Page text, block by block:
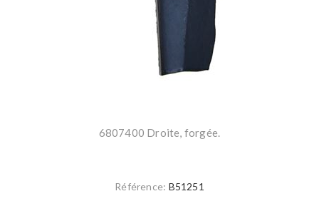
6807400 Droite, forgée.
Référence: B51251